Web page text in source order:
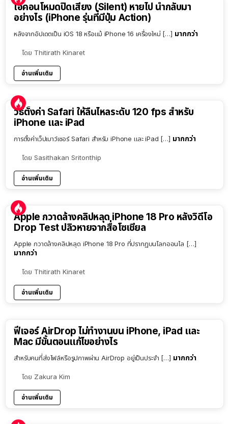
ไอคอนโหมดปิดเสียง (Silent) หายไป นำกลับมา
อย่างไร (iPhone รุ่นที่มีปุ่ม Action)
หลังจากอัปเดตเป็น iOS 18 หรือแม้ iPhone 16 เครื่องใหม่ […] มากกว่า
โดย Thitirath Kinaret
อ่านเพิ่มเติม
วิธีตั้งค่า Safari ให้ลื่นไหลระดับ 120 fps สำหรับ
iPhone และ iPad
การตั้งค่าเว็ปเบาว์เซอร์ Safari สำหรับ iPhone และ iPad […] มากกว่า
โดย Sasithakan Sritonthip
อ่านเพิ่มเติม
Apple กวาดล้างคลิปหลุด iPhone 18 Pro หลังวิดีโอ
Drop Test ปลิวหายจากสื่อโซเชียล
Apple กวาดล้างคลิปหลุด iPhone 18 Pro ที่ปรากฏบนโลกออนไล […]
มากกว่า
โดย Thitirath Kinaret
อ่านเพิ่มเติม
ฟีเจอร์ AirDrop ไม่ทำงานบน iPhone, iPad และ
Mac มีขั้นตอนแก้ไขอย่างไร
สำหรับคนที่ส่งไฟล์หรือรูปภาพผ่าน AirDrop อยู่เป็นประจำ […] มากกว่า
โดย Zakura Kim
อ่านเพิ่มเติม